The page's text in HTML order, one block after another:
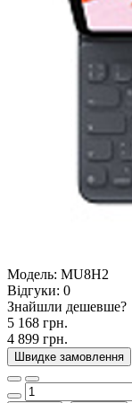
Модель: MU8H2
Відгуки: 0
Знайшли дешевше?
5 168 грн.
4 899 грн.
Швидке замовлення